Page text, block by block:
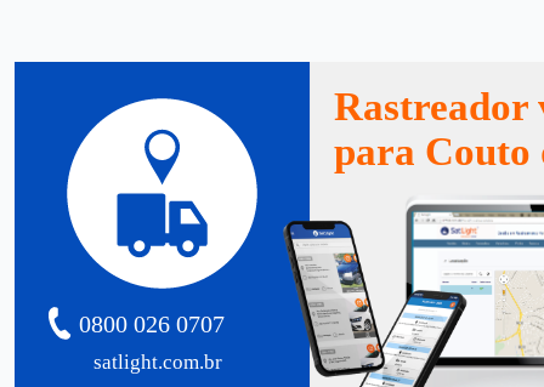
satlight.com.br
0800 026 0707
Rastreador
para Couto